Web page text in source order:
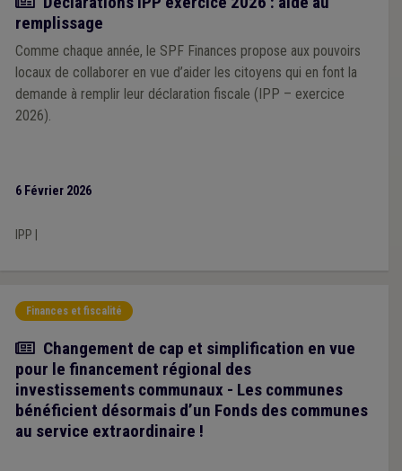
remplissage
Comme chaque année, le SPF Finances propose aux pouvoirs
locaux de collaborer en vue d’aider les citoyens qui en font la
demande à remplir leur déclaration fiscale (IPP – exercice
2026).
6 Février 2026
IPP
Finances et fiscalité
Article
Changement de cap et simplification en vue
pour le financement régional des
investissements communaux - Les communes
bénéficient désormais d’un Fonds des communes
au service extraordinaire !